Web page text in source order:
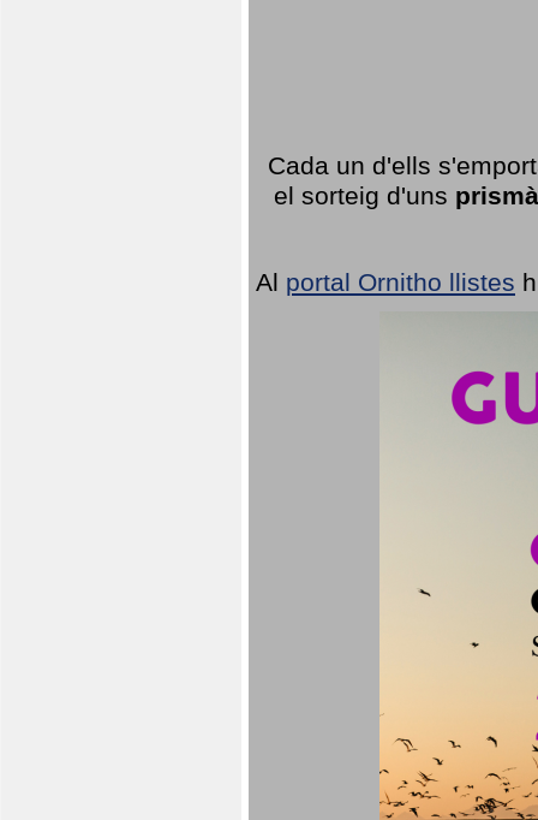
Cada un d'ells
el sorteig d'uns
Al portal Ornitho llistes